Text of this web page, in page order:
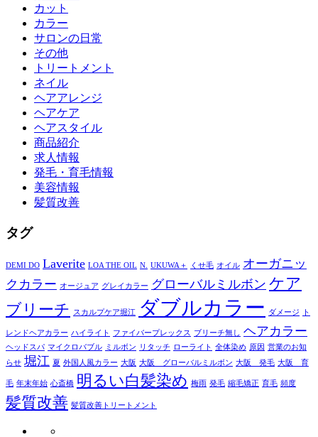
カット
カラー
サロンの日常
その他
トリートメント
ネイル
ヘアアレンジ
ヘアケア
ヘアスタイル
商品紹介
求人情報
発毛・育毛情報
美容情報
髪質改善
タグ
DEMI DO Laverite LOA THE OIL N. UKUWA＋ くせ毛 オイル オーガニッ
クカラー オージュア グレイカラー グローバルミルボン ケア
ブリーチ
スカルプケア堀江 ダブルカラー ダメージ ト
レンドヘアカラー ハイライト ファイバープレックス ブリーチ無し ヘアカラー
ヘッドスパ マイクロバブル ミルボン リタッチ ローライト 全体染め 原因 営業のお知
らせ 堀江 夏 外国人風カラー 大阪 大阪 グローバルミルボン 大阪 発毛 大阪 育
毛 年末年始 心斎橋 明るい白髪染め 梅雨 発毛 縮毛矯正 育毛 頻度
髪質改善 髪質改善トリートメント